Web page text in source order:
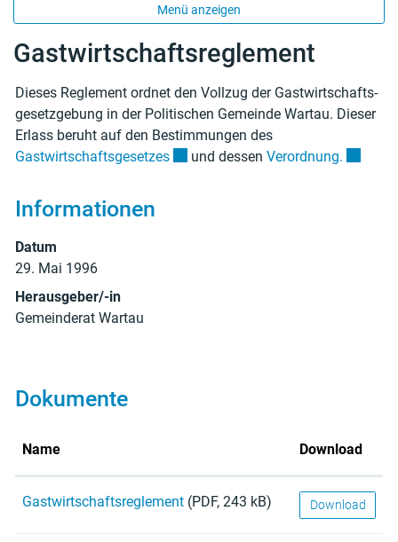
Menü anzeigen
Gastwirtschaftsreglement
Dieses Reglement ordnet den Vollzug der Gastwirtschafts-
gesetzgebung in der Politischen Gemeinde Wartau. Dieser
Erlass beruht auf den Bestimmungen des
GastwirtschaftsgesetzesExterner Link wird in einem neuen
und dessen Verordnung.
Informationen
Datum
29. Mai 1996
Herausgeber/-in
Gemeinderat Wartau
Dokumente
Name Download
Gastwirtschaftsreglement (PDF, 243 kB) Download
Zugehörige Objekte